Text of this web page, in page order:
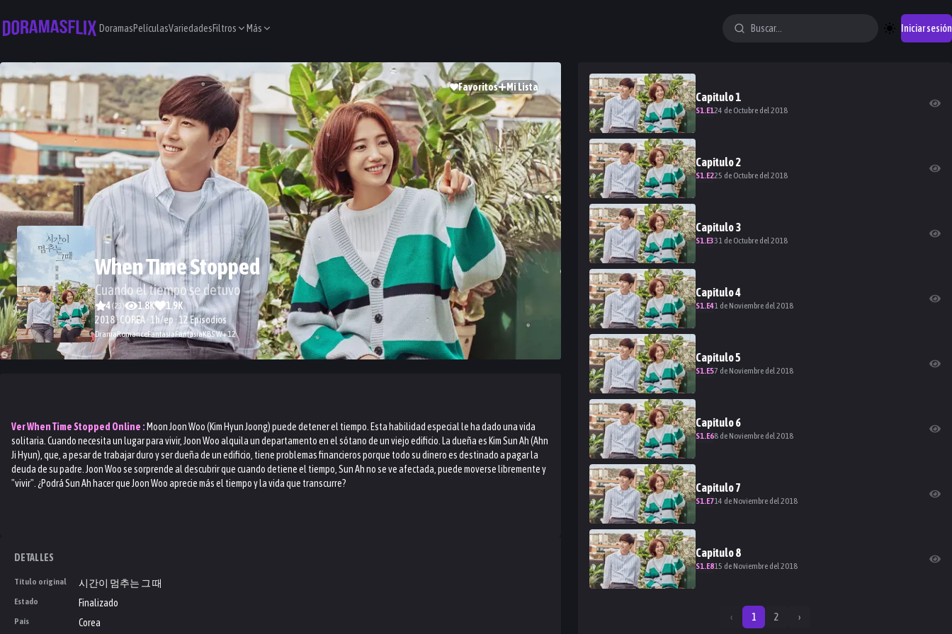
DoramasPelículasVariedadesFiltros Más Iniciar sesión
Favoritos Mi Lista
When Time Stopped
Cuando el tiempo se detuvo
4(23) 1.8K
1.9K
2018 · COREA · 1h/ep · 12 Episodios
DramaRomanceFantasíaFantasiaKBS W+12
VerWhen Time Stopped Online : Moon Joon Woo (Kim Hyun Joong) puede detener el tiempo. Esta habilidad especial le ha dado una vida
solitaria. Cuando necesita un lugar para vivir, Joon Woo alquila un departamento en el sótano de un viejo edificio. La dueña es Kim Sun Ah (Ahn
Ji Hyun), que, a pesar de trabajar duro y ser dueña de un edificio, tiene problemas financieros porque todo su dinero es destinado a pagar la
deuda de su padre. Joon Woo se sorprende al descubrir que cuando detiene el tiempo, Sun Ah no se ve afectada, puede moverse libremente y
"vivir". ¿Podrá Sun Ah hacer que Joon Woo aprecie más el tiempo y la vida que transcurre?
DETALLES
Título original 시간이 멈추는 그 때
Estado Finalizado
País Corea
Capitulo1
S1.E124 de Octubre del 2018
Capitulo2
S1.E225 de Octubre del 2018
Capitulo3
S1.E331 de Octubre del 2018
Capitulo4
S1.E41 de Noviembre del 2018
Capitulo5
S1.E57 de Noviembre del 2018
Capitulo6
S1.E68 de Noviembre del 2018
Capitulo7
S1.E714 de Noviembre del 2018
Capitulo8
S1.E815 de Noviembre del 2018
‹ 1 2 ›